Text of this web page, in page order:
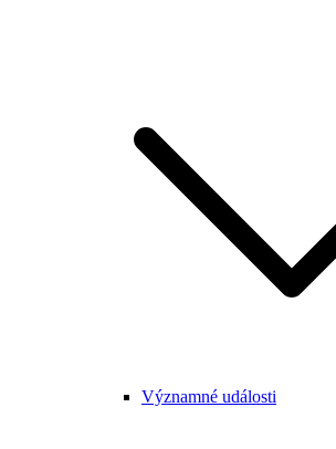
Významné události